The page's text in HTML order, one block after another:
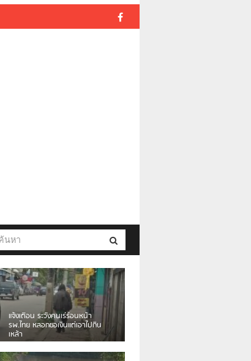
เดือนร้อน! ชาวเชียงรายบ่นรถ
Isuzu สีขาวซิ่งบายพาสเสียงดัง
สร้างความรำคาญ